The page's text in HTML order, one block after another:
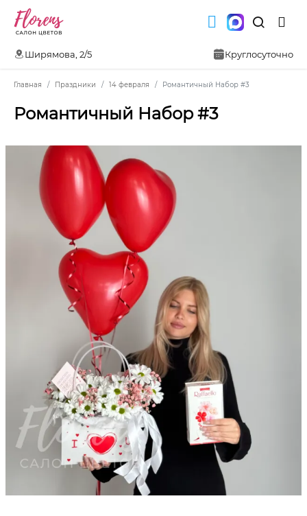
Ширямова, 2/5 Круглосуточно
Главная Праздники 14 февраля Романтичный Набор #3
Романтичный Набор #3